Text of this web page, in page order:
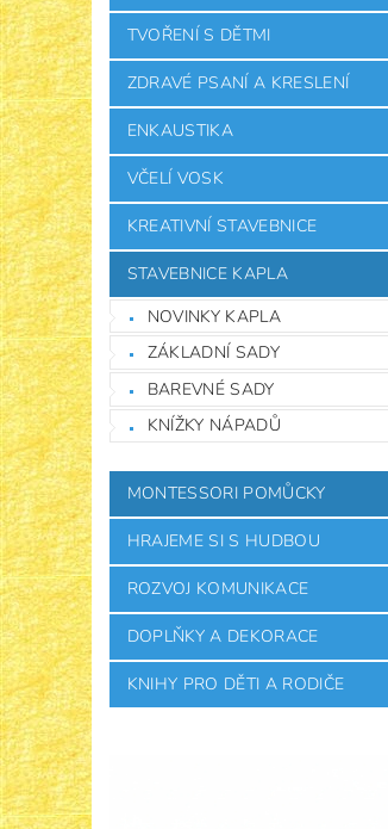
TVOŘENÍ S DĚTMI
ZDRAVÉ PSANÍ A KRESLENÍ
ENKAUSTIKA
VČELÍ VOSK
KREATIVNÍ STAVEBNICE
STAVEBNICE KAPLA
NOVINKY KAPLA
ZÁKLADNÍ SADY
BAREVNÉ SADY
KNÍŽKY NÁPADŮ
MONTESSORI POMŮCKY
HRAJEME SI S HUDBOU
ROZVOJ KOMUNIKACE
DOPLŇKY A DEKORACE
KNIHY PRO DĚTI A RODIČE